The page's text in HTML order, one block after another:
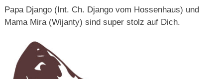
Papa Django (Int. Ch. Django vom Hossenhaus) und
Mama Mira (Wijanty) sind super stolz auf Dich.